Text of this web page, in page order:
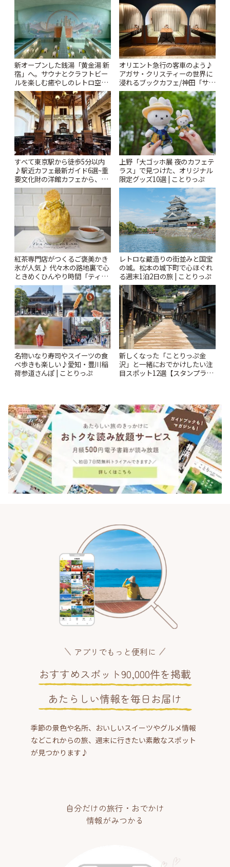
新オープンした銭湯「黄金湯 新
宿」へ。サウナとクラフトビー
ルを楽しむ癒やしのレトロ空間
| ことりっぷ
オリエント急行の客車のよう♪
アガサ・クリスティーの世界に
浸れるブックカフェ/神田「サロ
ンクリスティ」 | ことりっぷ
すべて東京駅から徒歩5分以内
♪駅近カフェ最新ガイド6選~重
要文化財の洋館カフェから、改
札すぐのレトロ喫茶まで~ | こと
りっぷ
上野「大ゴッホ展 夜のカフェテ
ラス」で見つけた、オリジナル
限定グッズ10選 | ことりっぷ
紅茶専門店がつくるご褒美かき
氷が人気♪ 代々木の路地裏で心
ときめくひんやり時間「ティー
スイーツ ラボ コンテナート」 |
ことりっぷ
レトロな蔵造りの街並みと国宝
の城。松本の城下町で心ほぐれ
る週末1泊2日の旅 | ことりっぷ
名物いなり寿司やスイーツの食
べ歩きも楽しい♪愛知・豊川稲
荷参道さんぽ | ことりっぷ
新しくなった「ことりっぷ金
沢」と一緒におでかけしたい注
目スポット12選【スタンプラリ
アプリでもっと便利に
おすすめスポット90,000件を掲載
あたらしい情報を毎日お届け
季節の景色や名所、おいしいスイーツやグルメ情報
などこれからの旅、週末に行きたい素敵なスポット
が見つかります♪
自分だけの旅行・おでかけ
情報がみつかる